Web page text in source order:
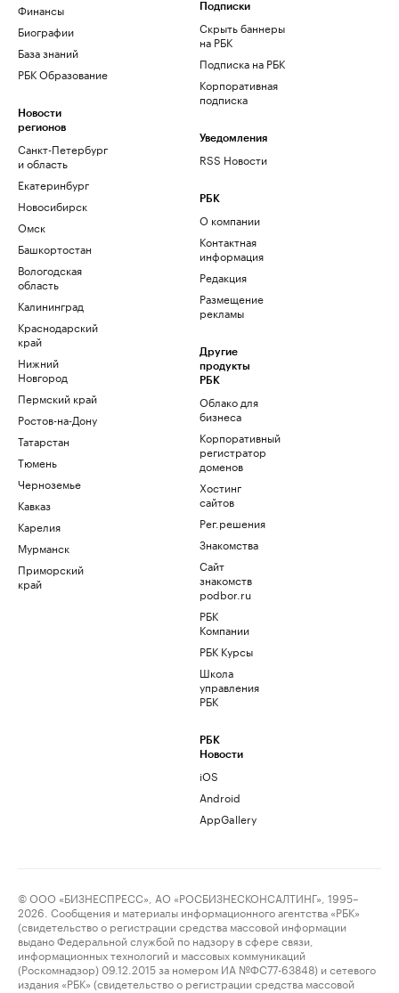
Финансы
Биографии
База знаний
РБК Образование
Новости
регионов
Санкт-Петербург
и область
Екатеринбург
Новосибирск
Омск
Башкортостан
Вологодская
область
Калининград
Краснодарский
край
Нижний
Новгород
Пермский край
Ростов-на-Дону
Татарстан
Тюмень
Черноземье
Кавказ
Карелия
Мурманск
Приморский
край
Подписки
Скрыть баннеры
на РБК
Подписка на РБК
Корпоративная
подписка
Уведомления
RSS Новости
РБК
О компании
Контактная
информация
Редакция
Размещение
рекламы
Другие
продукты
РБК
Облако для
бизнеса
Корпоративный
регистратор
доменов
Хостинг
сайтов
Рег.решения
Знакомства
Сайт
знакомств
podbor.ru
РБК
Компании
РБК Курсы
Школа
управления
РБК
РБК
Новости
iOS
Android
AppGallery
© ООО «БИЗНЕСПРЕСС», АО «РОСБИЗНЕСКОНСАЛТИНГ», 1995–
2026. Сообщения и материалы информационного агентства «РБК»
(свидетельство о регистрации средства массовой информации
выдано Федеральной службой по надзору в сфере связи,
информационных технологий и массовых коммуникаций
(Роскомнадзор) 09.12.2015 за номером ИА №ФС77-63848) и сетевого
издания «РБК» (свидетельство о регистрации средства массовой